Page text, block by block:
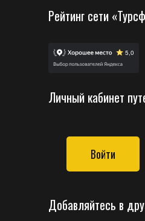
Рейтинг сети
Личный кабинет
Войти
Добавляйтесь в